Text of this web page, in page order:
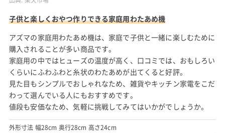
子供と楽しくおやつ作りできる家庭用わたあめ機
アズマの家庭用わたあめ機は、家庭で子供と一緒に楽しむために
購入されることが多い商品です。
家庭用の中ではヒューズの温度が高く、口コミでは、おもしろい
くらいにふわふわと糸状のわたあめが出てくると好評。
見た目もシンプルでおしゃれなため、雑貨やキッチン家電をこだ
わって選んでいる人にもおすすめです。
値段も安価なため、気軽に挑戦してみてはいかがでしょうか。
外形寸法 幅28cm 奥行28cm 高さ24cm